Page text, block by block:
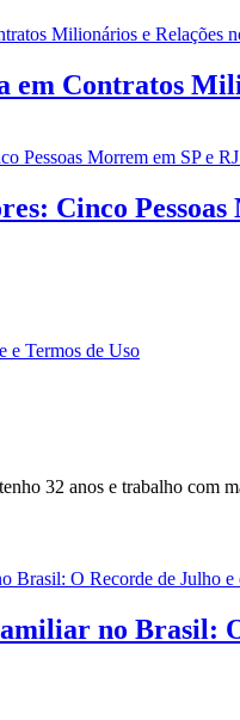
em Contratos
Cinco
e Termos de Uso
32 anos e trabalho com
no Brasil: